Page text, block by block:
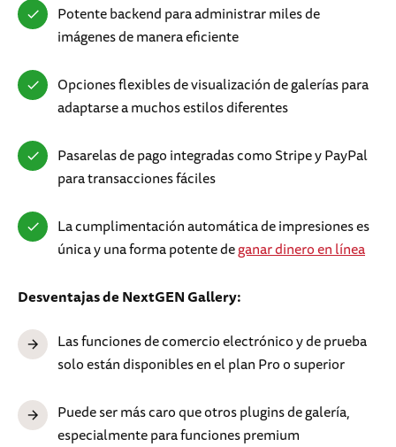
Potente backend para administrar miles de
imágenes de manera eficiente
Opciones flexibles de visualización de galerías para
adaptarse a muchos estilos diferentes
Pasarelas de pago integradas como Stripe y PayPal
para transacciones fáciles
La cumplimentación automática de impresiones es
única y una forma potente deganar dinero en línea
Desventajas de NextGEN Gallery:
Las funciones de comercio electrónico y de prueba
solo están disponibles en el plan Pro o superior
Puede ser más caro que otros plugins de galería,
especialmente para funciones premium